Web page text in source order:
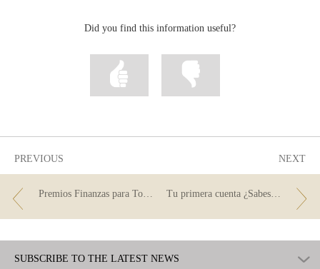
Did you find this information useful?
Mark
information
PREVIOUS
Premios Finanzas para Todos 2024
NEXT
Tu primera cuenta ¿Sabes cuál y dónde?
SUBSCRIBE TO THE LATEST NEWS